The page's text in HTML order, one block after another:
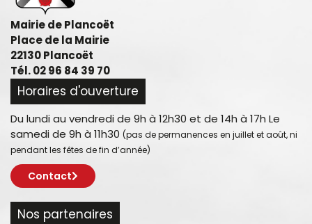
Mairie de Plancoët
Place de la Mairie
22130 Plancoët
Tél. 02 96 84 39 70
Horaires d'ouverture
Du lundi au vendredi de 9h à 12h30 et de 14h à 17h Le
samedi de 9h à 11h30 (pas de permanences en juillet et août, ni
pendant les fêtes de fin d’année)
Contact
Nos partenaires